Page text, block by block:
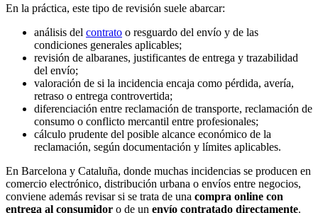
En la práctica, este tipo de revisión suele abarcar:
análisis del contrato o resguardo del envío y de las
condiciones generales aplicables;
revisión de albaranes, justificantes de entrega y trazabilidad
del envío;
valoración de si la incidencia encaja como pérdida, avería,
retraso o entrega controvertida;
diferenciación entre reclamación de transporte, reclamación de
consumo o conflicto mercantil entre profesionales;
cálculo prudente del posible alcance económico de la
reclamación, según documentación y límites aplicables.
En Barcelona y Cataluña, donde muchas incidencias se producen en
comercio electrónico, distribución urbana o envíos entre negocios,
conviene además revisar si se trata de una compra online con
entrega al consumidor o de un envío contratado directamente.